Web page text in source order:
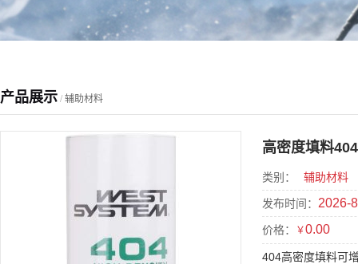
产品展示 / 辅助材料
高密度填料
类别： 辅助材料
发布时间： 2026-
价格： ￥0.00
404高密度填料可